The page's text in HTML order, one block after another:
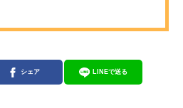
シェア LINEで送る